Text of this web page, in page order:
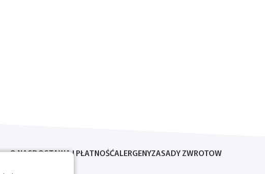
O NASDOSTAWA I PŁATNOŚĆALERGENYZASADY ZWROTOW